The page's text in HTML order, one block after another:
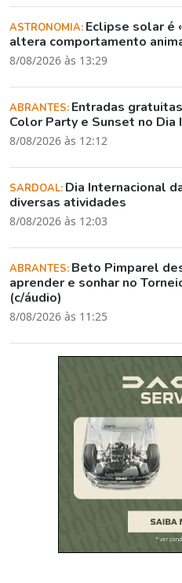
ASTRONOMIA: Eclipse solar é
altera comportamento
8/08/2026 às 13:29
ABRANTES: Entradas
Color Party e Sunset no Dia
8/08/2026 às 12:12
SARDOAL: Dia Internacional
diversas atividades
8/08/2026 às 12:03
ABRANTES: Beto Pimparel
aprender e sonhar no
(c/áudio)
8/08/2026 às 11:25